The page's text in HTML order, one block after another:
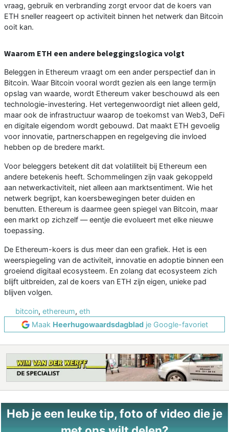
vraag, gebruik en verbranding zorgt ervoor dat de koers van
ETH sneller reageert op activiteit binnen het netwerk dan Bitcoin
ooit kan.
Waarom ETH een andere beleggingslogica volgt
Beleggen in Ethereum vraagt om een ander perspectief dan in
Bitcoin. Waar Bitcoin vooral wordt gezien als een lange termijn
opslag van waarde, wordt Ethereum vaker beschouwd als een
technologie-investering. Het vertegenwoordigt niet alleen geld,
maar ook de infrastructuur waarop de toekomst van Web3, DeFi
en digitale eigendom wordt gebouwd. Dat maakt ETH gevoelig
voor innovatie, partnerschappen en regelgeving die invloed
hebben op de bredere markt.
Voor beleggers betekent dit dat volatiliteit bij Ethereum een
andere betekenis heeft. Schommelingen zijn vaak gekoppeld
aan netwerkactiviteit, niet alleen aan marktsentiment. Wie het
netwerk begrijpt, kan koersbewegingen beter duiden en
benutten. Ethereum is daarmee geen spiegel van Bitcoin, maar
een markt op zichzelf — eentje die evolueert met elke nieuwe
toepassing.
De Ethereum-koers is dus meer dan een grafiek. Het is een
weerspiegeling van de activiteit, innovatie en adoptie binnen een
groeiend digitaal ecosysteem. En zolang dat ecosysteem zich
blijft uitbreiden, zal de koers van ETH zijn eigen, unieke pad
blijven volgen.
bitcoin, ethereum, eth
Maak Heerhugowaardsdagbladje Google-favoriet
Heb je een leuke tip, foto of video die je